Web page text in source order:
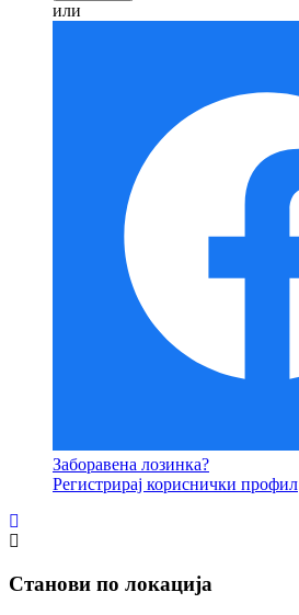
или
Заборавена лозинка?
Регистрирај кориснички профил
Станови по локација